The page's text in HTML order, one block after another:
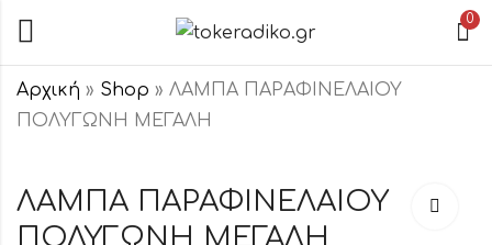
0
Αρχική » Shop » ΛΑΜΠΑ ΠΑΡΑΦΙΝΕΛΑΙΟΥ
ΠΟΛΥΓΩΝΗ ΜΕΓΑΛΗ
"ΛΟΥΛΟΥΔΙ"
ΛΑΜΠΑ ΠΑΡΑΦΙΝΕΛΑΙΟΥ
ΠΟΛΥΓΩΝΗ ΜΕΓΑΛΗ